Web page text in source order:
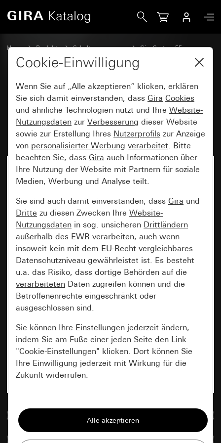
Home Produkte Schalterprogramme
Gira System 55
Kommunikationstechnik Zubehör
Datenhaube mit Tragring und
Beschriftungsfeld für Einschübe
Kommunikationstechnik
Artikel vergleichen
Cookie-Einwilligung
Wenn Sie auf „Alle akzeptieren“ klicken, erklären
Sie sich damit einverstanden, dass Gira Cookies
und ähnliche Technologien nutzt und Ihre Website-
Nutzungsdaten zur Verbesserung dieser Website
sowie zur Erstellung Ihres Nutzerprofils zur Anzeige
von personalisierter Werbung verarbeitet. Bitte
beachten Sie, dass Gira auch Informationen über
Ihre Nutzung der Website mit Partnern für soziale
Medien, Werbung und Analyse teilt.
Sie sind auch damit einverstanden, dass Gira und
Dritte zu diesen Zwecken Ihre Website-
Nutzungsdaten in sog. unsicheren Drittländern
außerhalb des EWR verarbeiten, auch wenn
insoweit kein mit dem EU-Recht vergleichbares
Datenschutzniveau gewährleistet ist. Es besteht
u.a. das Risiko, dass dortige Behörden auf die
verarbeiteten Daten zugreifen können und die
Betroffenenrechte eingeschränkt oder
ausgeschlossen sind.
Sie können Ihre Einstellungen jederzeit ändern,
indem Sie am Fuße einer jeden Seite den Link
"Cookie-Einstellungen" klicken. Dort können Sie
Ihre Einwilligung jederzeit mit Wirkung für die
Zukunft widerrufen.
Alle Cookies, die wir benötigen um Ihnen die
Seite anzeigen zu können.